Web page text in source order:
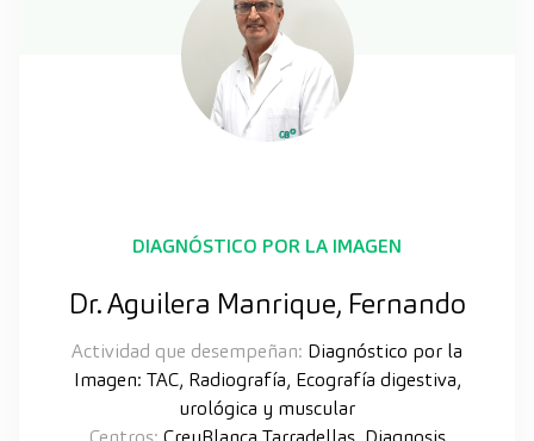
DIAGNÓSTICO POR LA IMAGEN
Dr. Aguilera Manrique, Fernando
Actividad que desempeñan: Diagnóstico por la
Imagen: TAC, Radiografía, Ecografía digestiva,
urológica y muscular